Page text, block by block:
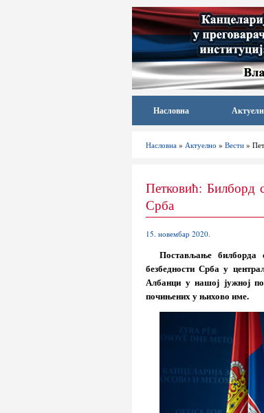
Насловна
Насловна » Актуелно » Вести »
Петковић: Билборд
Срба
15. новембар 2020.
Постављање билборда
безбедности Срба у
Албанци у нашој јужној
почињених у њихово име.